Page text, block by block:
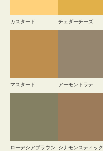
カスタード チェダーチーズ
マスタード アーモンドラテ
ローデシアブラウン シナモンスティック